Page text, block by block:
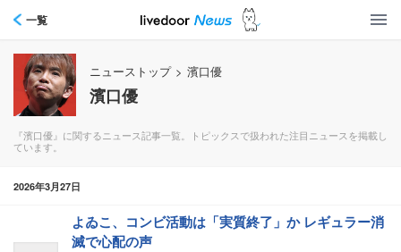
一覧
ニューストップ > 濱口優
濱口優
『濱口優』に関するニュース記事一覧。トピックスで扱われた注目ニュースを掲載し
ています。
2026年3月27日
よゐこ、コンビ活動は「実質終了」か レギュラー消
滅で心配の声